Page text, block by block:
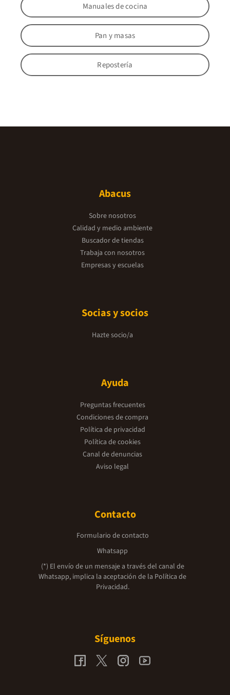
Manuales de cocina
Pan y masas
Repostería
Abacus
Sobre nosotros
Calidad y medio ambiente
Buscador de tiendas
Trabaja con nosotros
Empresas y escuelas
Socias y socios
Hazte socio/a
Ayuda
Preguntas frecuentes
Condiciones de compra
Política de privacidad
Política de cookies
Canal de denuncias
Aviso legal
Contacto
Formulario de contacto
Whatsapp
(*) El envío de un mensaje a través del canal de
Whatsapp, implica la aceptación de la Política de
Privacidad.
Síguenos